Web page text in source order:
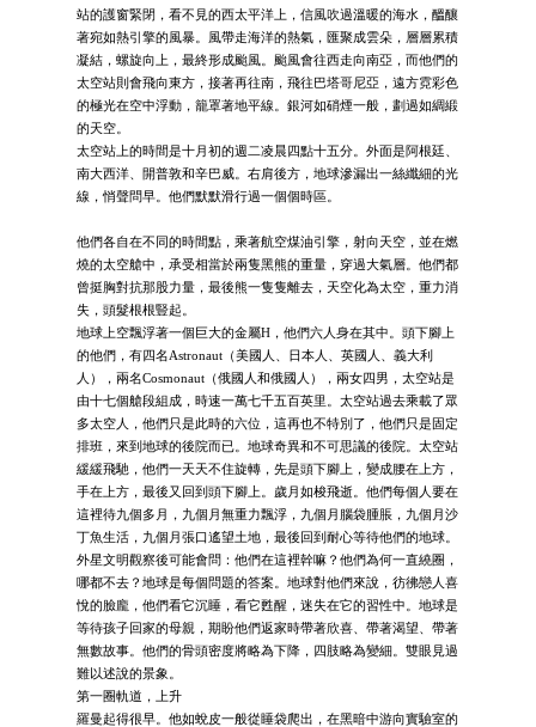
站的護窗緊閉，看不見的西太平洋上，信風吹過溫暖的海水，醞釀
著宛如熱引擎的風暴。風帶走海洋的熱氣，匯聚成雲朵，層層累積
凝結，螺旋向上，最終形成颱風。颱風會往西走向南亞，而他們的
太空站則會飛向東方，接著再往南，飛往巴塔哥尼亞，遠方霓彩色
的極光在空中浮動，籠罩著地平線。銀河如硝煙一般，劃過如綢緞
的天空。
太空站上的時間是十月初的週二凌晨四點十五分。外面是阿根廷、
南大西洋、開普敦和辛巴威。右肩後方，地球滲漏出一絲纖細的光
線，悄聲問早。他們默默滑行過一個個時區。
他們各自在不同的時間點，乘著航空煤油引擎，射向天空，並在燃
燒的太空艙中，承受相當於兩隻黑熊的重量，穿過大氣層。他們都
曾挺胸對抗那股力量，最後熊一隻隻離去，天空化為太空，重力消
失，頭髮根根豎起。
地球上空飄浮著一個巨大的金屬H，他們六人身在其中。頭下腳上
的他們，有四名Astronaut（美國人、日本人、英國人、義大利
人），兩名Cosmonaut（俄國人和俄國人），兩女四男，太空站是
由十七個艙段組成，時速一萬七千五百英里。太空站過去乘載了眾
多太空人，他們只是此時的六位，這再也不特別了，他們只是固定
排班，來到地球的後院而已。地球奇異和不可思議的後院。太空站
緩緩飛馳，他們一天天不住旋轉，先是頭下腳上，變成腰在上方，
手在上方，最後又回到頭下腳上。歲月如梭飛逝。他們每個人要在
這裡待九個多月，九個月無重力飄浮，九個月腦袋腫脹，九個月沙
丁魚生活，九個月張口遙望土地，最後回到耐心等待他們的地球。
外星文明觀察後可能會問：他們在這裡幹嘛？他們為何一直繞圈，
哪都不去？地球是每個問題的答案。地球對他們來說，彷彿戀人喜
悅的臉龐，他們看它沉睡，看它甦醒，迷失在它的習性中。地球是
等待孩子回家的母親，期盼他們返家時帶著欣喜、帶著渴望、帶著
無數故事。他們的骨頭密度將略為下降，四肢略為變細。雙眼見過
難以述說的景象。
第一圈軌道，上升
羅曼起得很早。他如蛻皮一般從睡袋爬出，在黑暗中游向實驗室的